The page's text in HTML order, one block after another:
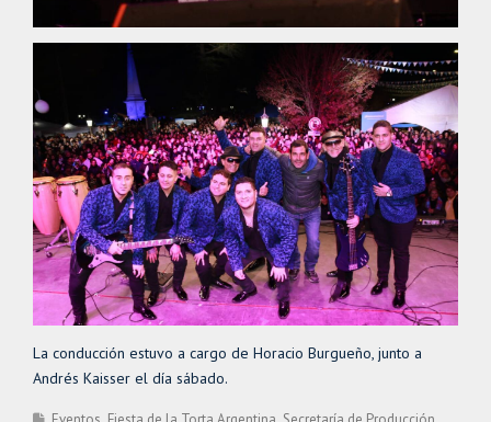
La conducción estuvo a cargo de Horacio Burgueño, junto a
Andrés Kaisser el día sábado.